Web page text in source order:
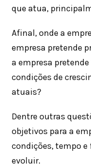
que atua,
Afinal, onde a
empresa pretende
a empresa
condições de
atuais?
Dentre outras
objetivos para a
condições, tempo
evoluir.